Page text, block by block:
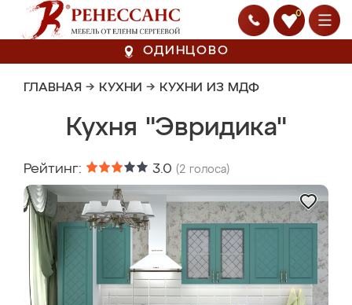
0
ОДИНЦОВО
ГЛАВНАЯ → КУХНИ → КУХНИ ИЗ МДФ
Кухня "Эвридика"
Рейтинг: 3.0 (2 голоса)